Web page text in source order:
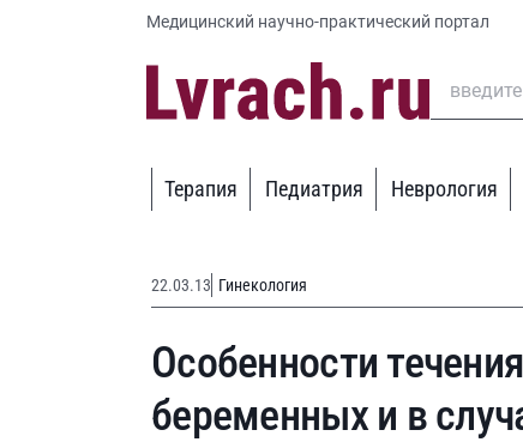
Медицинский научно-практический портал
Терапия Педиатрия Неврология
22.03.13 Гинекология
Особенности
беременных и в